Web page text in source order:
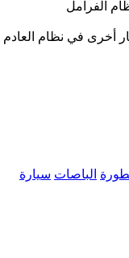
الفرامل
أخرى في نظام العادم
الباصات سيارة